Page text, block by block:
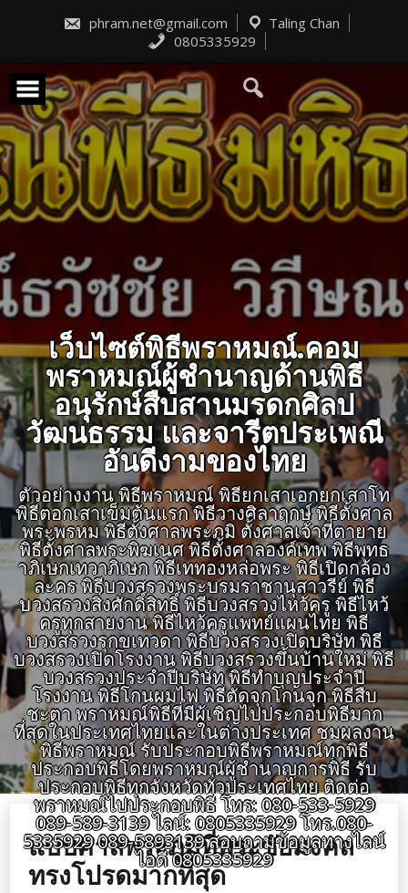
phram.net@gmail.com
Taling Chan
0805335929
เว็บไซต์พิธีพราหมณ์.คอม
พราหมณ์ผู้ชำนาญด้านพิธี
อนุรักษ์สืบสานมรดกศิลป
วัฒนธรรม และจารีตประเพณี
อันดีงามของไทย
ตัวอย่างงาน พิธีพราหมณ์ พิธียกเสาเอกยกเสาโท
พิธีตอกเสาเข็มต้นแรก พิธีวางศิลาฤกษ์ พิธีตั้งศาล
พระพรหม พิธีตั้งศาลพระภูมิ ตั้งศาลเจ้าที่ตายาย
พิธีตั้งศาลพระพิฆเนศ พิธีตั้งศาลองค์เทพ พิธีพุทธ
าภิเษกเทวาภิเษก พิธีเททองหล่อพระ พิธีเปิดกล้อง
ละคร พิธีบวงสรวงพระบรมราชานุสาวรีย์ พิธี
บวงสรวงสิ่งศักดิ์สิทธิ์ พิธีบวงสรวงไหว้ครู พิธีไหว้
ครูทุกสายงาน พิธีไหว้ครูแพทย์แผนไทย พิธี
บวงสรวงรุกขเทวดา พิธีบวงสรวงเปิดบริษัท พิธี
บวงสรวงเปิดโรงงาน พิธีบวงสรวงขึ้นบ้านใหม่ พิธี
บวงสรวงประจำปีบริษัท พิธีทำบุญประจำปี
โรงงาน พิธีโกนผมไฟ พิธีตัดจุกโกนจุก พิธีสืบ
ชะตา พราหมณ์พิธีที่มีผู้เชิญไปประกอบพิธีมาก
ที่สุดในประเทศไทยและในต่างประเทศ ชมผลงาน
พิธีพราหมณ์ รับประกอบพิธีพราหมณ์ทุกพิธี
ประกอบพิธีโดยพราหมณ์ผู้ชำนาญการพิธี รับ
ประกอบพิธีทุกจังหวัดทั่วประเทศไทย ติดต่อ
พราหมณ์ไปประกอบพิธี โทร: 080-533-5929
089-589-3139 ไลน์: 0805335929 โทร.080-
5335929 089-5893139 สอบถามข้อมูลทางไลน์
ไอดี 0805335929
แบบศาลพระภูมิที่พระชัยมงคล
ทรงโปรดมากที่สุด